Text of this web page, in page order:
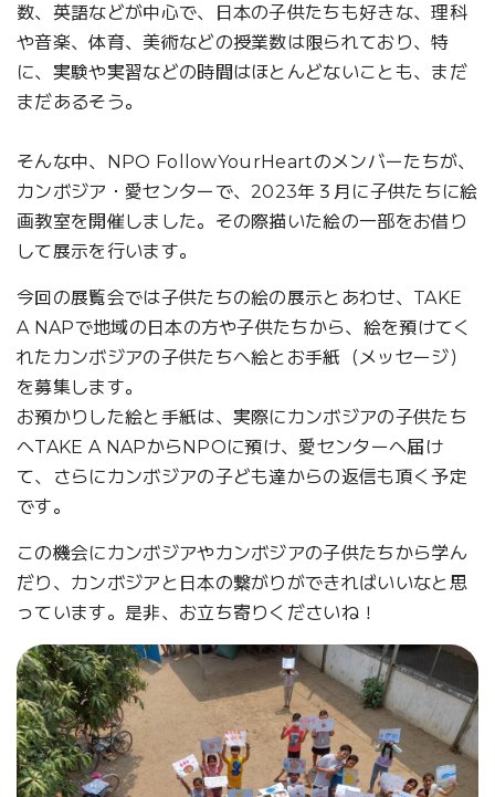
数、英語などが中心で、日本の子供たちも好きな、理科
や音楽、体育、美術などの授業数は限られており、特
に、実験や実習などの時間はほとんどないことも、まだ
まだあるそう。
そんな中、NPO FollowYourHeartのメンバーたちが、
カンボジア・愛センターで、2023年３月に子供たちに絵
画教室を開催しました。その際描いた絵の一部をお借り
して展示を行います。
今回の展覧会では子供たちの絵の展示とあわせ、TAKE
A NAPで地域の日本の方や子供たちから、絵を預けてく
れたカンボジアの子供たちへ絵とお手紙（メッセージ）
を募集します。
お預かりした絵と手紙は、実際にカンボジアの子供たち
へTAKE A NAPからNPOに預け、愛センターへ届け
て、さらにカンボジアの子ども達からの返信も頂く予定
です。
この機会にカンボジアやカンボジアの子供たちから学ん
だり、カンボジアと日本の繋がりができればいいなと思
っています。是非、お立ち寄りくださいね！